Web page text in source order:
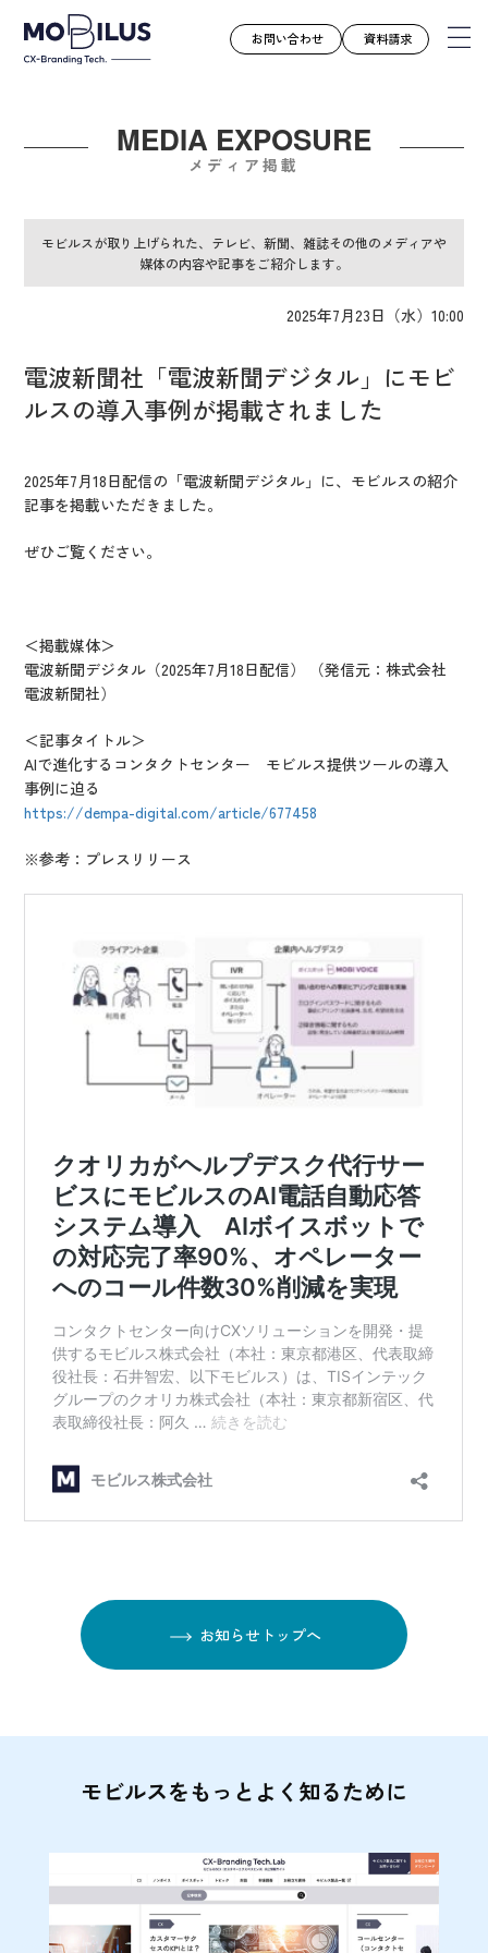
モビルスとは
導入事例
ユースケース
お役立ち資料
会社案内
IR情報
お問い合わせ 資料請求
MEDIA EXPOSURE
メディア掲載
モビルスが取り上げられた、テレビ、新聞、雑誌その他のメディアや
媒体の内容や記事をご紹介します。
2025年7月23日（水）10:00
電波新聞社「電波新聞デジタル」にモビ
ルスの導入事例が掲載されました
2025年7月18日配信の「電波新聞デジタル」に、 モビルスの紹介
記事を掲載いただきました。
ぜひご覧ください。
＜掲載媒体＞
電波新聞デジタル（2025年7月18日配信） （発信元：株式会社
電波新聞社）
＜記事タイトル＞
AIで進化するコンタクトセンター モビルス提供ツールの導入
事例に迫る
https://dempa-digital.com/article/677458
※参考：プレスリリース
お知らせトップへ
モビルスをもっとよく知るために